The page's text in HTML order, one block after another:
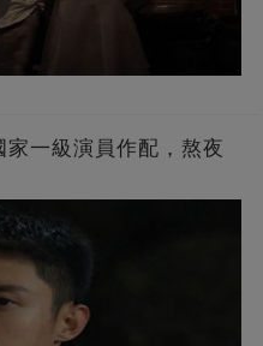
一級演員作配，熬夜